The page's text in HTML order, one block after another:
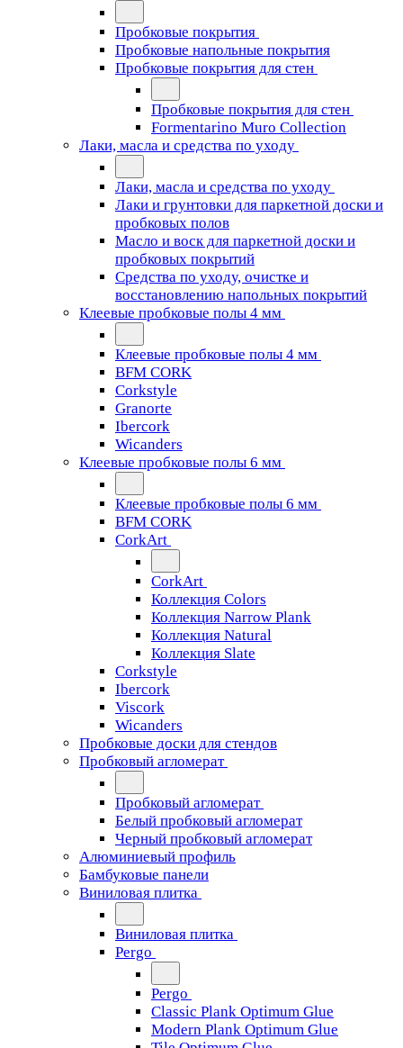
Пробковые покрытия
Пробковые напольные покрытия
Пробковые покрытия для стен
Пробковые покрытия для стен
Formentarino Muro Collection
Лаки, масла и средства по уходу
Лаки, масла и средства по уходу
Лаки и грунтовки для паркетной доски и
пробковых полов
Масло и воск для паркетной доски и
пробковых покрытий
Средства по уходу, очистке и
восстановлению напольных покрытий
Клеевые пробковые полы 4 мм
Клеевые пробковые полы 4 мм
BFM CORK
Corkstyle
Granorte
Ibercork
Wicanders
Клеевые пробковые полы 6 мм
Клеевые пробковые полы 6 мм
BFM CORK
CorkArt
CorkArt
Коллекция Colors
Коллекция Narrow Plank
Коллекция Natural
Коллекция Slate
Corkstyle
Ibercork
Viscork
Wicanders
Пробковые доски для стендов
Пробковый агломерат
Пробковый агломерат
Белый пробковый агломерат
Черный пробковый агломерат
Алюминиевый профиль
Бамбуковые панели
Виниловая плитка
Виниловая плитка
Pergo
Pergo
Classic Plank Optimum Glue
Modern Plank Optimum Glue